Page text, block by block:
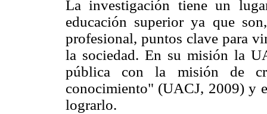
La investigación tiene un
educación superior ya que
profesional, puntos clave para
la sociedad. En su misión la
pública con la misión de
conocimiento" (UACJ, 2009) y
lograrlo.